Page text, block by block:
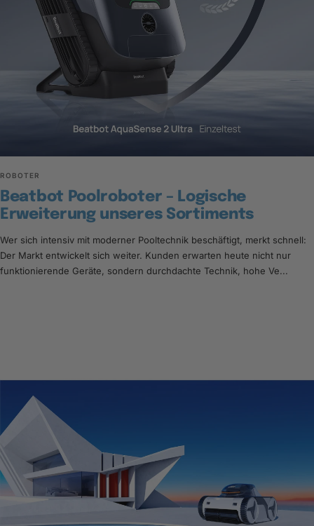
ROBOTER
Beatbot Poolroboter – Logische
Erweiterung unseres Sortiments
Wer sich intensiv mit moderner Pooltechnik beschäftigt, merkt schnell:
Der Markt entwickelt sich weiter. Kunden erwarten heute nicht nur
funktionierende Geräte, sondern durchdachte Technik, hohe Ve...